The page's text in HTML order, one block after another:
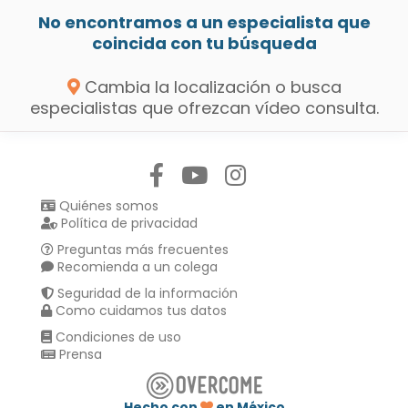
No encontramos a un especialista que
coincida con tu búsqueda
Cambia la localización o busca
especialistas que ofrezcan vídeo consulta.
Quiénes somos
Política de privacidad
Preguntas más frecuentes
Recomienda a un colega
Seguridad de la información
Como cuidamos tus datos
Condiciones de uso
Prensa